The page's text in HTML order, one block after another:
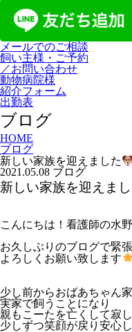
メールでのご相談
飼い主様・ご予約
／お問い合わせ
動物病院様
紹介フォーム
出勤表
ブログ
HOME
ブログ
新しい家族を迎えました
2021.05.08 ブログ
新しい家族を迎えま
こんにちは！看護師の水野
お久しぶりのブログで緊
よろしくお願い致します
少し前からおばあちゃん
実家で飼うことになり
親もこーたを亡くして寂
少しずつ笑顔が戻り安心し